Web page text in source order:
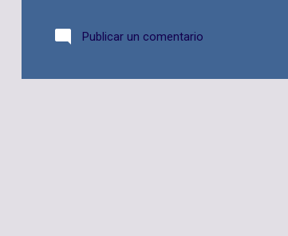
Publicar un comentario